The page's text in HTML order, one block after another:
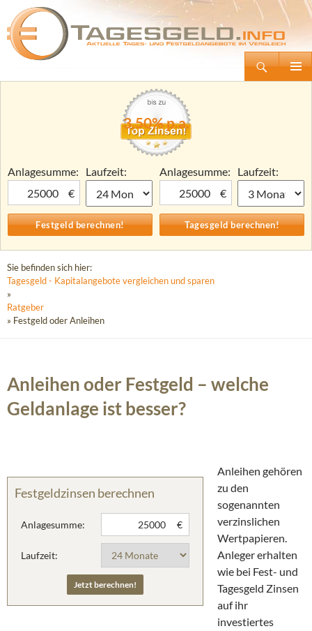
Tagesgeld.info – Tagesgeldkonten vergleichen und Tagesgeld-Zinsen berechnen
Zum
3,50% p.a.
Anlagesumme:
€
Laufzeit:
Anlagesumme:
€
Laufzeit:
Sie befinden sich hier:
Tagesgeld - Kapitalangebote vergleichen und sparen
»
Ratgeber
» Festgeld oder Anleihen
Anleihen oder Festgeld – welche
Geldanlage ist besser?
Festgeldzinsen berechnen
Anlagesumme: €
Laufzeit:
Anleihen gehören
zu den
sogenannten
verzinslichen
Wertpapieren.
Anleger erhalten
wie bei Fest- und
Tagesgeld Zinsen
auf ihr
investiertes